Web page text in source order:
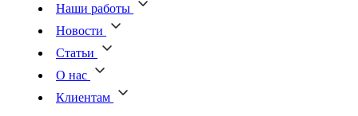
Наши работы
Новости
Статьи
О нас
Клиентам